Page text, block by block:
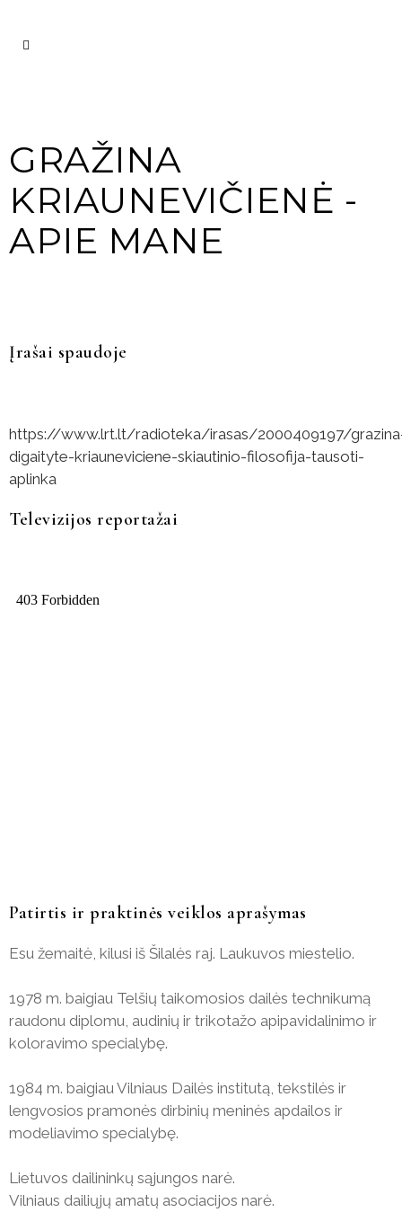
GRAŽINA
KRIAUNEVIČIENĖ -
APIE MANE
Įrašai spaudoje
https://www.lrt.lt/radioteka/irasas/2000409197/
digaityte-kriauneviciene-skiautinio-filosofija-tausoti-
aplinka
Televizijos reportažai
Patirtis ir praktinės veiklos aprašymas
Esu žemaitė, kilusi iš Šilalės raj. Laukuvos miestelio.
1978 m. baigiau Telšių taikomosios dailės technikumą
raudonu diplomu, audinių ir trikotažo apipavidalinimo ir
koloravimo specialybę.
1984 m. baigiau Vilniaus Dailės institutą, tekstilės ir
lengvosios pramonės dirbinių meninės apdailos ir
modeliavimo specialybę.
Lietuvos dailininkų sąjungos narė.
Vilniaus dailiųjų amatų asociacijos narė.